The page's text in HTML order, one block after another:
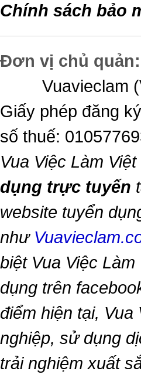
Chính sách bảo
Đơn vị chủ quản:
Vuavieclam
Giấy phép đăng
số thuế:
Vua Việc Làm Việt
dụng trực tuyến
website tuyển
như
biệt Vua Việc Làm
dụng trên
điểm hiện tại, Vua
nghiệp, sử dụng
trải nghiệm xuất